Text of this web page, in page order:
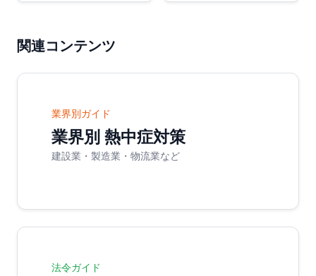
関連コンテンツ
業界別ガイド
業界別 熱中症対策
建設業・製造業・物流業など
法令ガイド